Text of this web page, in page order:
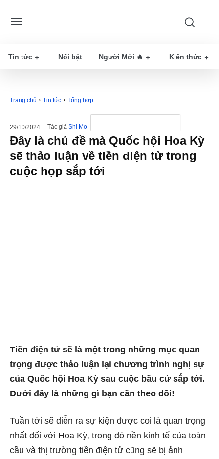
Tin tức Nổi bật Người Mới 🔥 Kiến thức
Trang chủ Tin tức Tổng hợp
29/10/2024 Tác giả Shi Mo
Đây là chủ đề mà Quốc hội Hoa Kỳ
sẽ thảo luận về tiền điện tử trong
cuộc họp sắp tới
Tiền điện tử sẽ là một trong những mục quan
trọng được thảo luận lại chương trình nghị sự
của Quốc hội Hoa Kỳ sau cuộc bầu cử sắp tới.
Dưới đây là những gì bạn cần theo dõi!
Tuần tới sẽ diễn ra sự kiện được coi là quan trọng
nhất đối với Hoa Kỳ, trong đó nền kinh tế của toàn
cầu và thị trường tiền điện tử cũng sẽ bị ảnh